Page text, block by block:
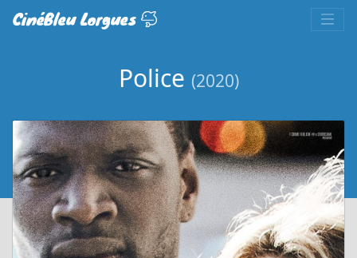
CinéBleu Lorgues
Police (2020)